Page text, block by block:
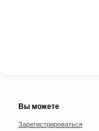
Вы можете
Зарегистрироваться